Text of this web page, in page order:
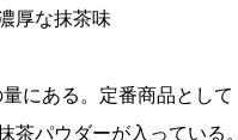
厚な抹茶味
にある。定番商品として
パウダーが入っている。